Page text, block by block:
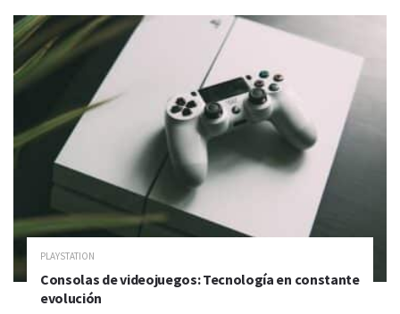
PLAYSTATION
Consolas de videojuegos: Tecnología en constante
evolución